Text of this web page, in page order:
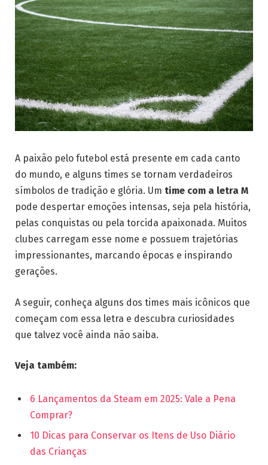
A paixão pelo futebol está presente em cada canto
do mundo, e alguns times se tornam verdadeiros
símbolos de tradição e glória. Um time com a letra M
pode despertar emoções intensas, seja pela história,
pelas conquistas ou pela torcida apaixonada. Muitos
clubes carregam esse nome e possuem trajetórias
impressionantes, marcando épocas e inspirando
gerações.
A seguir, conheça alguns dos times mais icônicos que
começam com essa letra e descubra curiosidades
que talvez você ainda não saiba.
Veja também:
6 Lançamentos da Steam em 2025: Vale a Pena
Comprar?
10 Dicas para Conservar os Itens de Uso Diário
das Crianças